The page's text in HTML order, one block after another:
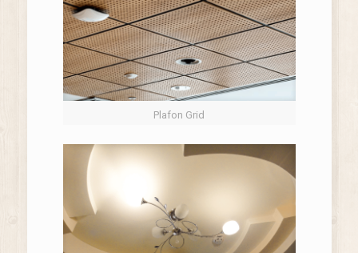
Plafon Grid